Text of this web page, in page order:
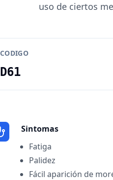
uso de ciertos
CODIGO
D61
Sintomas
Fatiga
Palidez
Fácil aparición de